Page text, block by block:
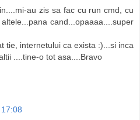
au zis sa fac cu run cmd, cu
cand...opaaaa....super
tie, internetului ca exista :)...si inca
....tine-o tot asa....Bravo